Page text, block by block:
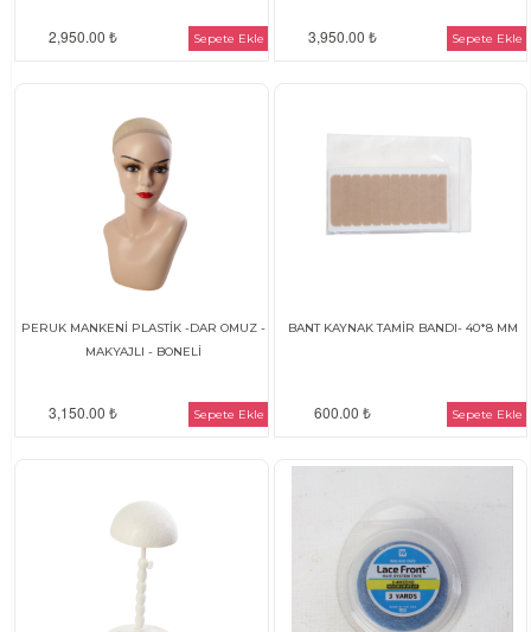
2,950.00 ₺ Sepete Ekle 3,950.00 ₺ Sepete Ekle
PERUK MANKENİ PLASTİK -DAR OMUZ -
MAKYAJLI - BONELİ
3,150.00 ₺ Sepete Ekle
BANT KAYNAK TAMİR BANDI- 40*8 MM
600.00 ₺ Sepete Ekle